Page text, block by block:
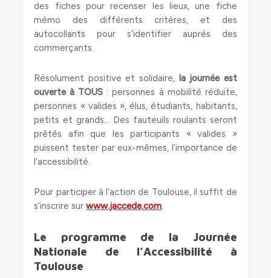
des fiches pour recenser les lieux, une fiche
mémo des différents critères, et des
autocollants pour s’identifier auprès des
commerçants.
Résolument positive et solidaire, la journée est
ouverte à TOUS : personnes à mobilité réduite,
personnes « valides », élus, étudiants, habitants,
petits et grands… Des fauteuils roulants seront
prêtés afin que les participants « valides »
puissent tester par eux-mêmes, l’importance de
l’accessibilité.
Pour participer à l’action de Toulouse, il suffit de
s’inscrire surwww.jaccede.com.
Le programme de la Journée
Nationale de l’Accessibilité à
Toulouse